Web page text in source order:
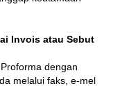
Invois atau Sebut
dengan
melalui faks, e-mel